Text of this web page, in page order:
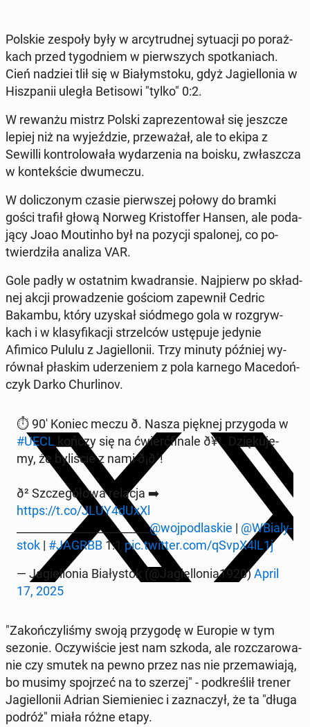
Polskie zespoły były w ar­cy­trud­nej sy­tu­acji po po­raż­
kach przed ty­go­dniem w pierw­szych spo­tka­niach.
Cień nadziei tlił się w Bia­łym­sto­ku, gdyż Ja­giel­lo­nia w
Hisz­pa­nii uległa Be­ti­so­wi "tylko" 0:2.
W rewanżu mistrz Polski za­pre­zen­to­wał się jeszcze
lepiej niż na wy­jeź­dzie, prze­wa­żał, ale to ekipa z
Sewilli kon­tro­lo­wa­ła wy­da­rze­nia na boisku, zwłasz­cza
w kon­tek­ście dwu­me­czu.
W do­li­czo­nym czasie pierw­szej połowy do bramki
gości trafił głową Norweg Kri­stof­fer Hansen, ale po­da­
ją­cy Joao Mo­utin­ho był na pozycji spa­lo­nej, co po­
twier­dzi­ła analiza VAR.
Gole padły w ostat­nim kwa­dran­sie. Naj­pierw po skład­
nej akcji pro­wa­dze­nie gościom za­pew­nił Cedric
Bakambu, który uzyskał siód­me­go gola w roz­gryw­
kach i w kla­sy­fi­ka­cji strzel­ców ustę­pu­je jedynie
Afimico Pululu z Ja­giel­lo­nii. Trzy minuty później wy­
rów­nał płaskim ude­rze­niem z pola karnego Ma­ce­doń­
czyk Darko Chur­li­nov.
⏱️ 90' Koniec meczu ð. Nasza pięknej przy­go­da w
#UECL kończy się na ćwierć­fi­na­le ð¥¹. Dzię­ku­je­
my, że by­li­ście z nami ð¡ð´!
ð² Szcze­gó­ło­wa relacja ➡️
https://t.co/JLUY4dUxXl
________________________@woj­po­dla­skie | @WBia­ly­
stok | #JAGRBB 1:1 pic.twitter.com/qSvpX4lL1j
— Ja­giel­lo­nia Bia­ły­stok (@Ja­giel­lo­nia1920)April
17, 2025
"Za­koń­czy­li­śmy swoją przy­go­dę w Europie w tym
sezonie. Oczy­wi­ście jest nam szkoda, ale roz­cza­ro­wa­
nie czy smutek na pewno przez nas nie prze­ma­wia­ją,
bo musimy spoj­rzeć na to szerzej" - pod­kre­ślił trener
Ja­giel­lo­nii Adrian Sie­mie­niec i za­zna­czył, że ta "długa
podróż" miała różne etapy.